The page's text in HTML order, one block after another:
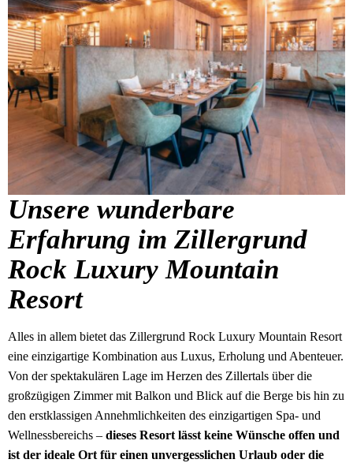
Unsere wunderbare
Erfahrung im Zillergrund
Rock Luxury Mountain
Resort
Alles in allem bietet das Zillergrund Rock Luxury Mountain Resort
eine einzigartige Kombination aus Luxus, Erholung und Abenteuer.
Von der spektakulären Lage im Herzen des Zillertals über die
großzügigen Zimmer mit Balkon und Blick auf die Berge bis hin zu
den erstklassigen Annehmlichkeiten des einzigartigen Spa- und
Wellnessbereichs – dieses Resort lässt keine Wünsche offen und
ist der ideale Ort für einen unvergesslichen Urlaub oder die